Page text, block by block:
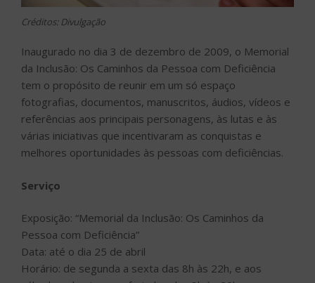
Créditos: Divulgação
Inaugurado no dia 3 de dezembro de 2009, o Memorial
da Inclusão: Os Caminhos da Pessoa com Deficiência
tem o propósito de reunir em um só espaço
fotografias, documentos, manuscritos, áudios, vídeos e
referências aos principais personagens, às lutas e às
várias iniciativas que incentivaram as conquistas e
melhores oportunidades às pessoas com deficiências.
Serviço
Exposição: “Memorial da Inclusão: Os Caminhos da
Pessoa com Deficiência”
Data: até o dia 25 de abril
Horário: de segunda a sexta das 8h às 22h, e aos